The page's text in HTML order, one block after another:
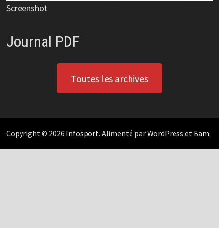
Screenshot
Journal PDF
Toutes les archives
Copyright © 2026 Infosport. Alimenté parWordPress et Bam.